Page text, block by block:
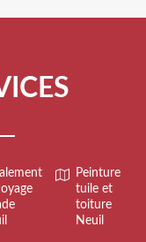
Peinture
tuile et
toiture
Neuil